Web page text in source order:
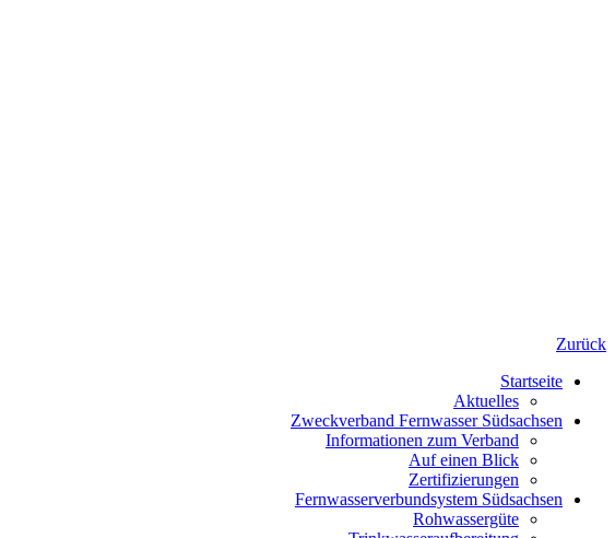
Zurück
Startseite
Aktuelles
Zweckverband Fernwasser Südsachsen
Informationen zum Verband
Auf einen Blick
Zertifizierungen
Fernwasserverbundsystem Südsachsen
Rohwassergüte